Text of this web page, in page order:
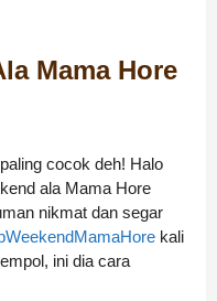
Mama Hore
cocok deh! Halo
ala Mama Hore
nikmat dan segar
kali
ini dia cara